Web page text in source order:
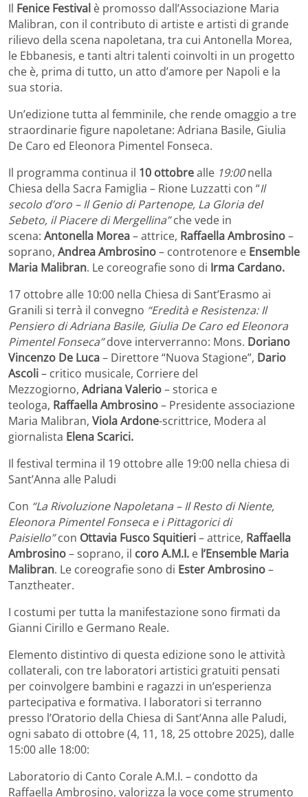
Il Fenice Festival è promosso dall’Associazione Maria
Malibran, con il contributo di artiste e artisti di grande
rilievo della scena napoletana, tra cui Antonella Morea,
le Ebbanesis, e tanti altri talenti coinvolti in un progetto
che è, prima di tutto, un atto d’amore per Napoli e la
sua storia.
Un’edizione tutta al femminile, che rende omaggio a tre
straordinarie figure napoletane: Adriana Basile, Giulia
De Caro ed Eleonora Pimentel Fonseca.
Il programma continua il 10 ottobrealle 19:00nella
Chiesa della Sacra Famiglia – Rione Luzzatti con “Il
secolo d’oro – Il Genio di Partenope, La Gloria del
Sebeto, il Piacere di Mergellina”che vede in
scena: Antonella Morea– attrice, Raffaella Ambrosino–
soprano, Andrea Ambrosino– controtenore e Ensemble
Maria Malibran. Le coreografie sono di Irma Cardano.
17 ottobre alle 10:00 nella Chiesa di Sant’Erasmo ai
Granili si terrà il convegno “Eredità e Resistenza: Il
Pensiero di Adriana Basile, Giulia De Caro ed Eleonora
Pimentel Fonseca”dove interverranno: Mons. Doriano
Vincenzo De Luca– Direttore “Nuova Stagione”, Dario
Ascoli– critico musicale, Corriere del
Mezzogiorno, Adriana Valerio– storica e
teologa, Raffaella Ambrosino– Presidente associazione
Maria Malibran, Viola Ardone-scrittrice, Modera al
giornalista Elena Scarici.
Il festival termina il 19 ottobre alle 19:00 nella chiesa di
Sant’Anna alle Paludi
Con “La Rivoluzione Napoletana – Il Resto di Niente,
Eleonora Pimentel Fonseca e i Pittagorici di
Paisiello”con Ottavia Fusco Squitieri– attrice, Raffaella
Ambrosino– soprano, il coro A.M.I. e l’Ensemble Maria
Malibran. Le coreografie sono di Ester Ambrosino–
Tanztheater.
I costumi per tutta la manifestazione sono firmati da
Gianni Cirillo e Germano Reale.
Elemento distintivo di questa edizione sono le attività
collaterali, con tre laboratori artistici gratuiti pensati
per coinvolgere bambini e ragazzi in un’esperienza
partecipativa e formativa. I laboratori si terranno
presso l’Oratorio della Chiesa di Sant’Anna alle Paludi,
ogni sabato di ottobre (4, 11, 18, 25 ottobre 2025), dalle
15:00 alle 18:00:
Laboratorio di Canto Corale A.M.I. – condotto da
Raffaella Ambrosino, valorizza la voce come strumento